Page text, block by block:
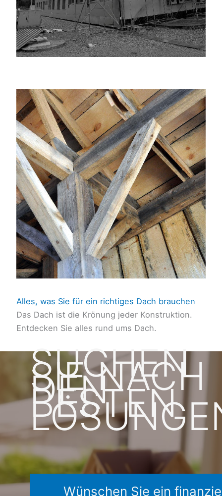
Alles, was Sie für ein richtiges Dach brauchen
Das Dach ist die Krönung jeder Konstruktion.
Entdecken Sie alles rund ums Dach.
SUCHEN
SIE NACH
DEN
BESTEN
Wünschen Sie ein